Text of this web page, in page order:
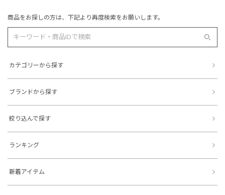
商品をお探しの方は、下記より再度検索をお願いします。
カテゴリーから探す
ブランドから探す
絞り込んで探す
ランキング
新着アイテム